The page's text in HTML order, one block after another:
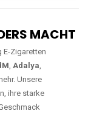
MACHT
E-Zigaretten
, Adalya,
Unsere
ihre starke